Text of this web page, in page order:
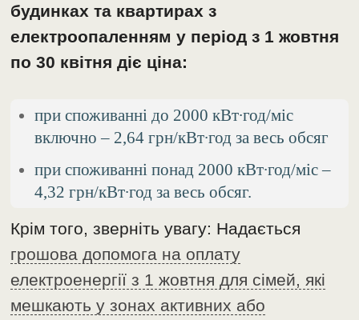
будинках та квартирах з
електроопаленням у період з 1 жовтня
по 30 квітня діє ціна:
при споживанні до 2000 кВт∙год/міс
включно – 2,64 грн/кВт∙год за весь обсяг
при споживанні понад 2000 кВт∙год/міс –
4,32 грн/кВт∙год за весь обсяг.
Крім того, зверніть увагу: Надається
грошова допомога на оплату
електроенергії з 1 жовтня для сімей, які
мешкають у зонах активних або